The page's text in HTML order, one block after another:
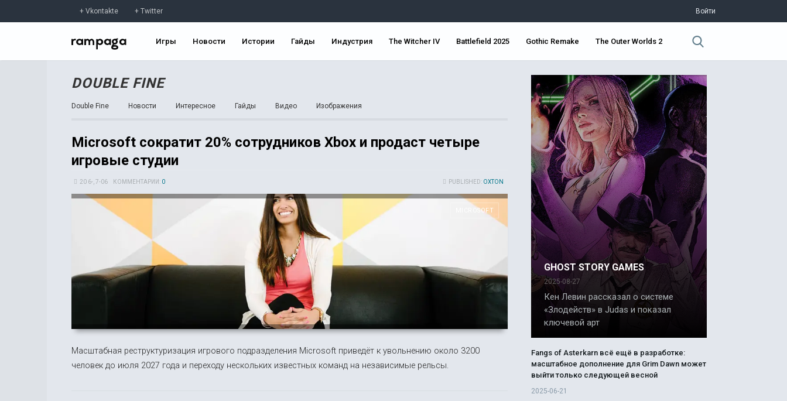
Vkontakte Twitter Войти
Игры Новости Истории Гайды Индустрия The Witcher IV Battlefield 2025 Gothic Remake The Outer Worlds 2
DOUBLE FINE
Double Fine Новости Интересное Гайды Видео Изображения
Microsoft сократит 20% сотрудников Xbox и продаст четыре
игровые студии
PUBLISHED: OXTON
20 6-, 7-06 КОММЕНТАРИИ: 0
MICROSOFT
Масштабная реструктуризация игрового подразделения Microsoft приведёт к увольнению около 3200
человек до июля 2027 года и переходу нескольких известных команд на независимые рельсы.
GHOST STORY GAMES
2025-08-27
Кен Левин рассказал о системе
«Злодейств» в Judas и показал
ключевой арт
Fangs of Asterkarn всё ещё в разработке:
масштабное дополнение для Grim Dawn может
выйти только следующей весной
2025-06-21